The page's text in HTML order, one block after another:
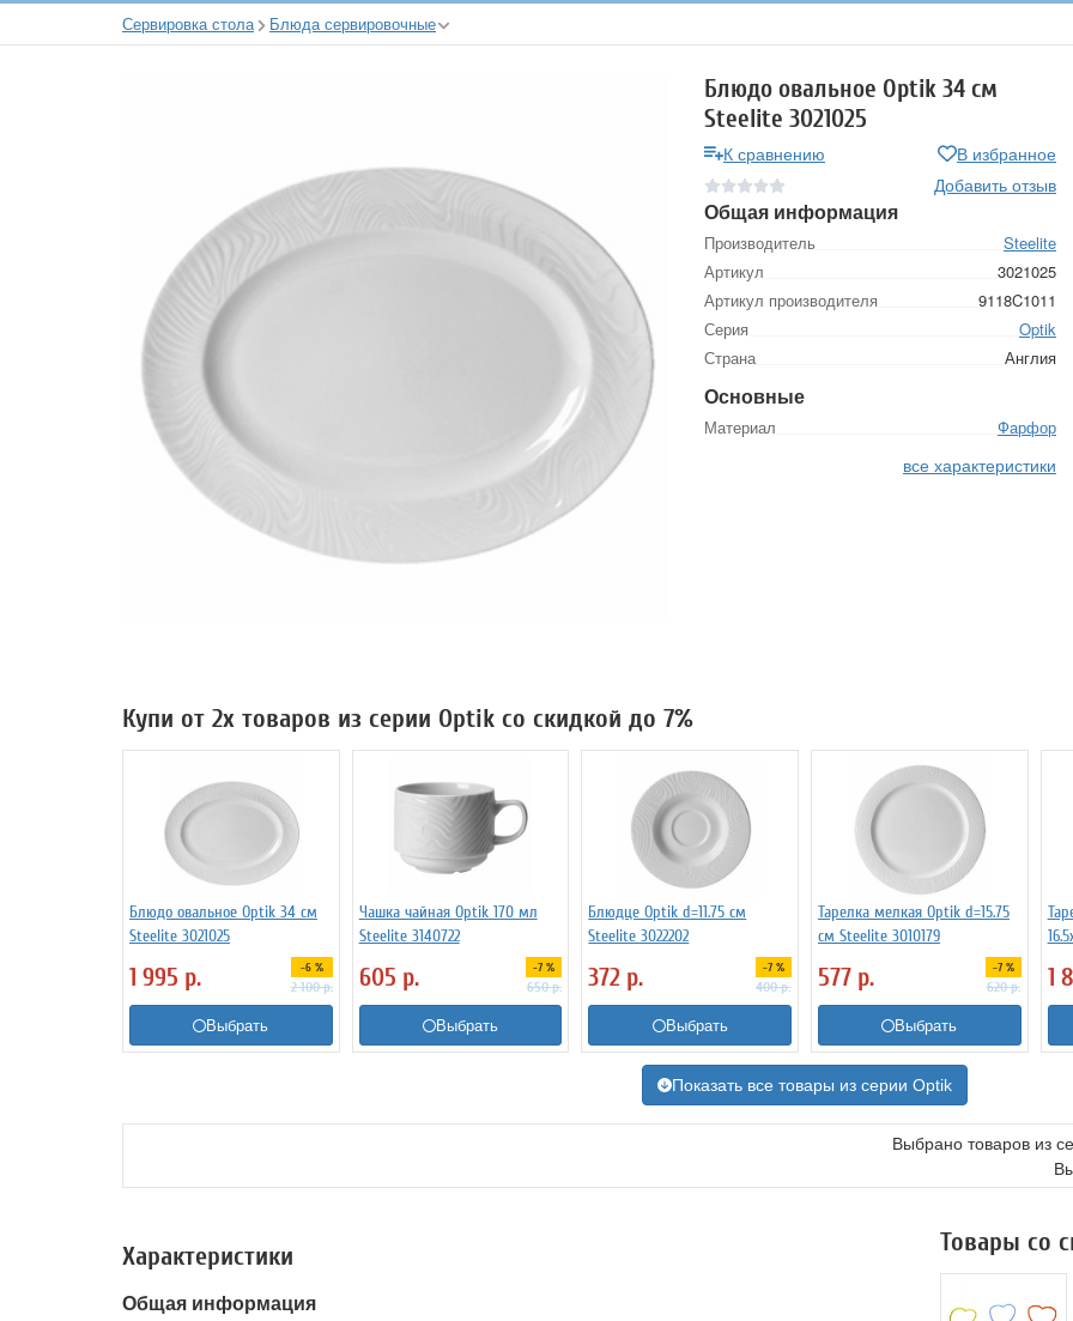
Сервировка стола Блюда сервировочные
Блюдо овальное Optik 34 см
Steelite 3021025
К сравнению
В избранное
Добавить отзыв
Общая информация
Производитель
Steelite
Артикул
3021025
Артикул производителя
9118C1011
Серия
Optik
Страна
Англия
Основные
Материал Фарфор
все характеристики
Купи от 2х товаров из серии Optik со скидкой до 7%
Блюдо овальное Optik 34 см
Steelite 3021025
1 995 р. -6 %
2 100р.
Выбрать
Чашка чайная Optik 170 мл
Steelite 3140722
605 р. -7 %
650р.
Выбрать
Блюдце Optik d=11.75 см
Steelite 3022202
372 р. -7 %
400р.
Выбрать
Тарелка мелкая Optik d=15.75
см Steelite 3010179
577 р. -7 %
620р.
Выбрать
1
Показать все товары из серии Optik
Выбрано товаров из
Характеристики
Общая информация
Товары со